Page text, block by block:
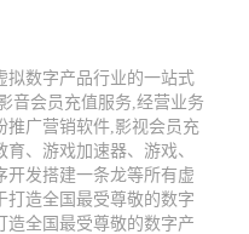
拟数字产品行业的一站式
音会员充值服务,经营业务
推广营销软件,影视会员充
、游戏加速器、游戏、
开发搭建一条龙等所有虚
打造全国最受尊敬的数字
造全国最受尊敬的数字产